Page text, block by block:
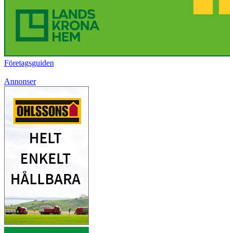
Företagsguiden
Annonser